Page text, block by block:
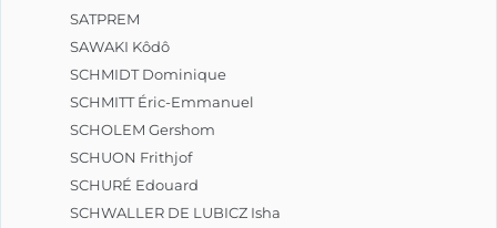
SATPREM
SAWAKI Kôdô
SCHMIDT Dominique
SCHMITT Éric-Emmanuel
SCHOLEM Gershom
SCHUON Frithjof
SCHURÉ Edouard
SCHWALLER DE LUBICZ Isha